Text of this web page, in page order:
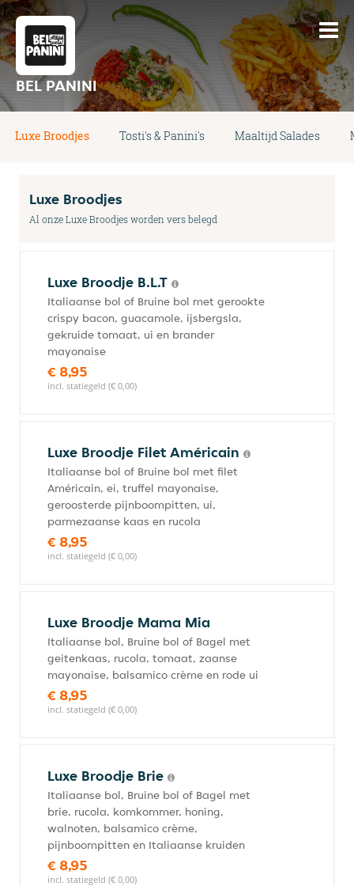
BEL PANINI
Luxe Broodjes Tosti's & Panini's Maaltijd Salades
Luxe Broodjes
Al onze Luxe Broodjes worden vers belegd
Luxe Broodje B.L.T
Italiaanse bol of Bruine bol met gerookte
crispy bacon, guacamole, ijsbergsla,
gekruide tomaat, ui en brander
mayonaise
€ 8,95
incl. statiegeld (€ 0,00)
Luxe Broodje Filet Américain
Italiaanse bol of Bruine bol met filet
Américain, ei, truffel mayonaise,
geroosterde pijnboompitten, ui,
parmezaanse kaas en rucola
€ 8,95
incl. statiegeld (€ 0,00)
Luxe Broodje Mama Mia
Italiaanse bol, Bruine bol of Bagel met
geitenkaas, rucola, tomaat, zaanse
mayonaise, balsamico crème en rode ui
€ 8,95
incl. statiegeld (€ 0,00)
Luxe Broodje Brie
Italiaanse bol, Bruine bol of Bagel met
brie, rucola, komkommer, honing,
walnoten, balsamico crème,
pijnboompitten en Italiaanse kruiden
€ 8,95
incl. statiegeld (€ 0,00)